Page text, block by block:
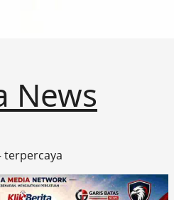
News
terpercaya